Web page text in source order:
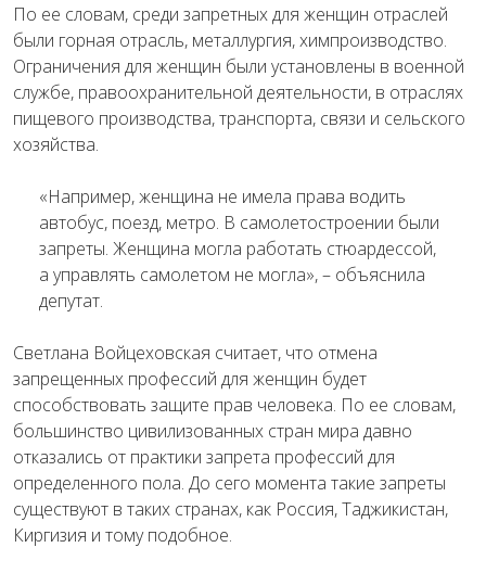
По ее словам, среди запретных для женщин отраслей
были горная отрасль, металлургия, химпроизводство.
Ограничения для женщин были установлены в военной
службе, правоохранительной деятельности, в отраслях
пищевого производства, транспорта, связи и сельского
хозяйства.
«Например, женщина не имела права водить
автобус, поезд, метро. В самолетостроении были
запреты. Женщина могла работать стюардессой,
а управлять самолетом не могла», – объяснила
депутат.
Светлана Войцеховская считает, что отмена
запрещенных профессий для женщин будет
способствовать защите прав человека. По ее словам,
большинство цивилизованных стран мира давно
отказались от практики запрета профессий для
определенного пола. До сего момента такие запреты
существуют в таких странах, как Россия, Таджикистан,
Киргизия и тому подобное.